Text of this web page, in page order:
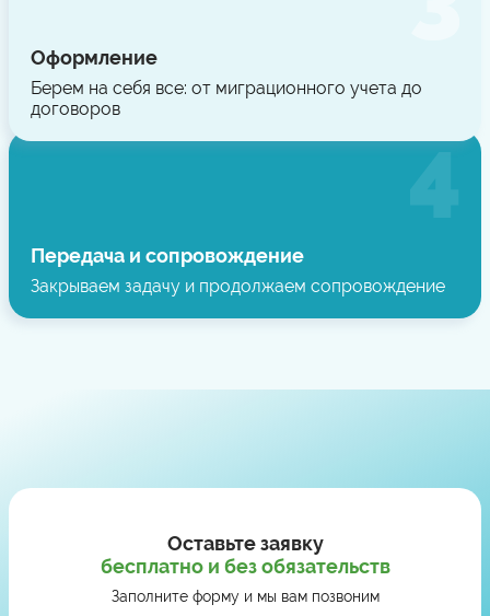
Оформление
Берем на себя все: от миграционного учета до
договоров
Передача и сопровождение
Закрываем задачу и продолжаем сопровождение
Оставьте заявку
бесплатно и без обязательств
Заполните форму и мы вам позвоним